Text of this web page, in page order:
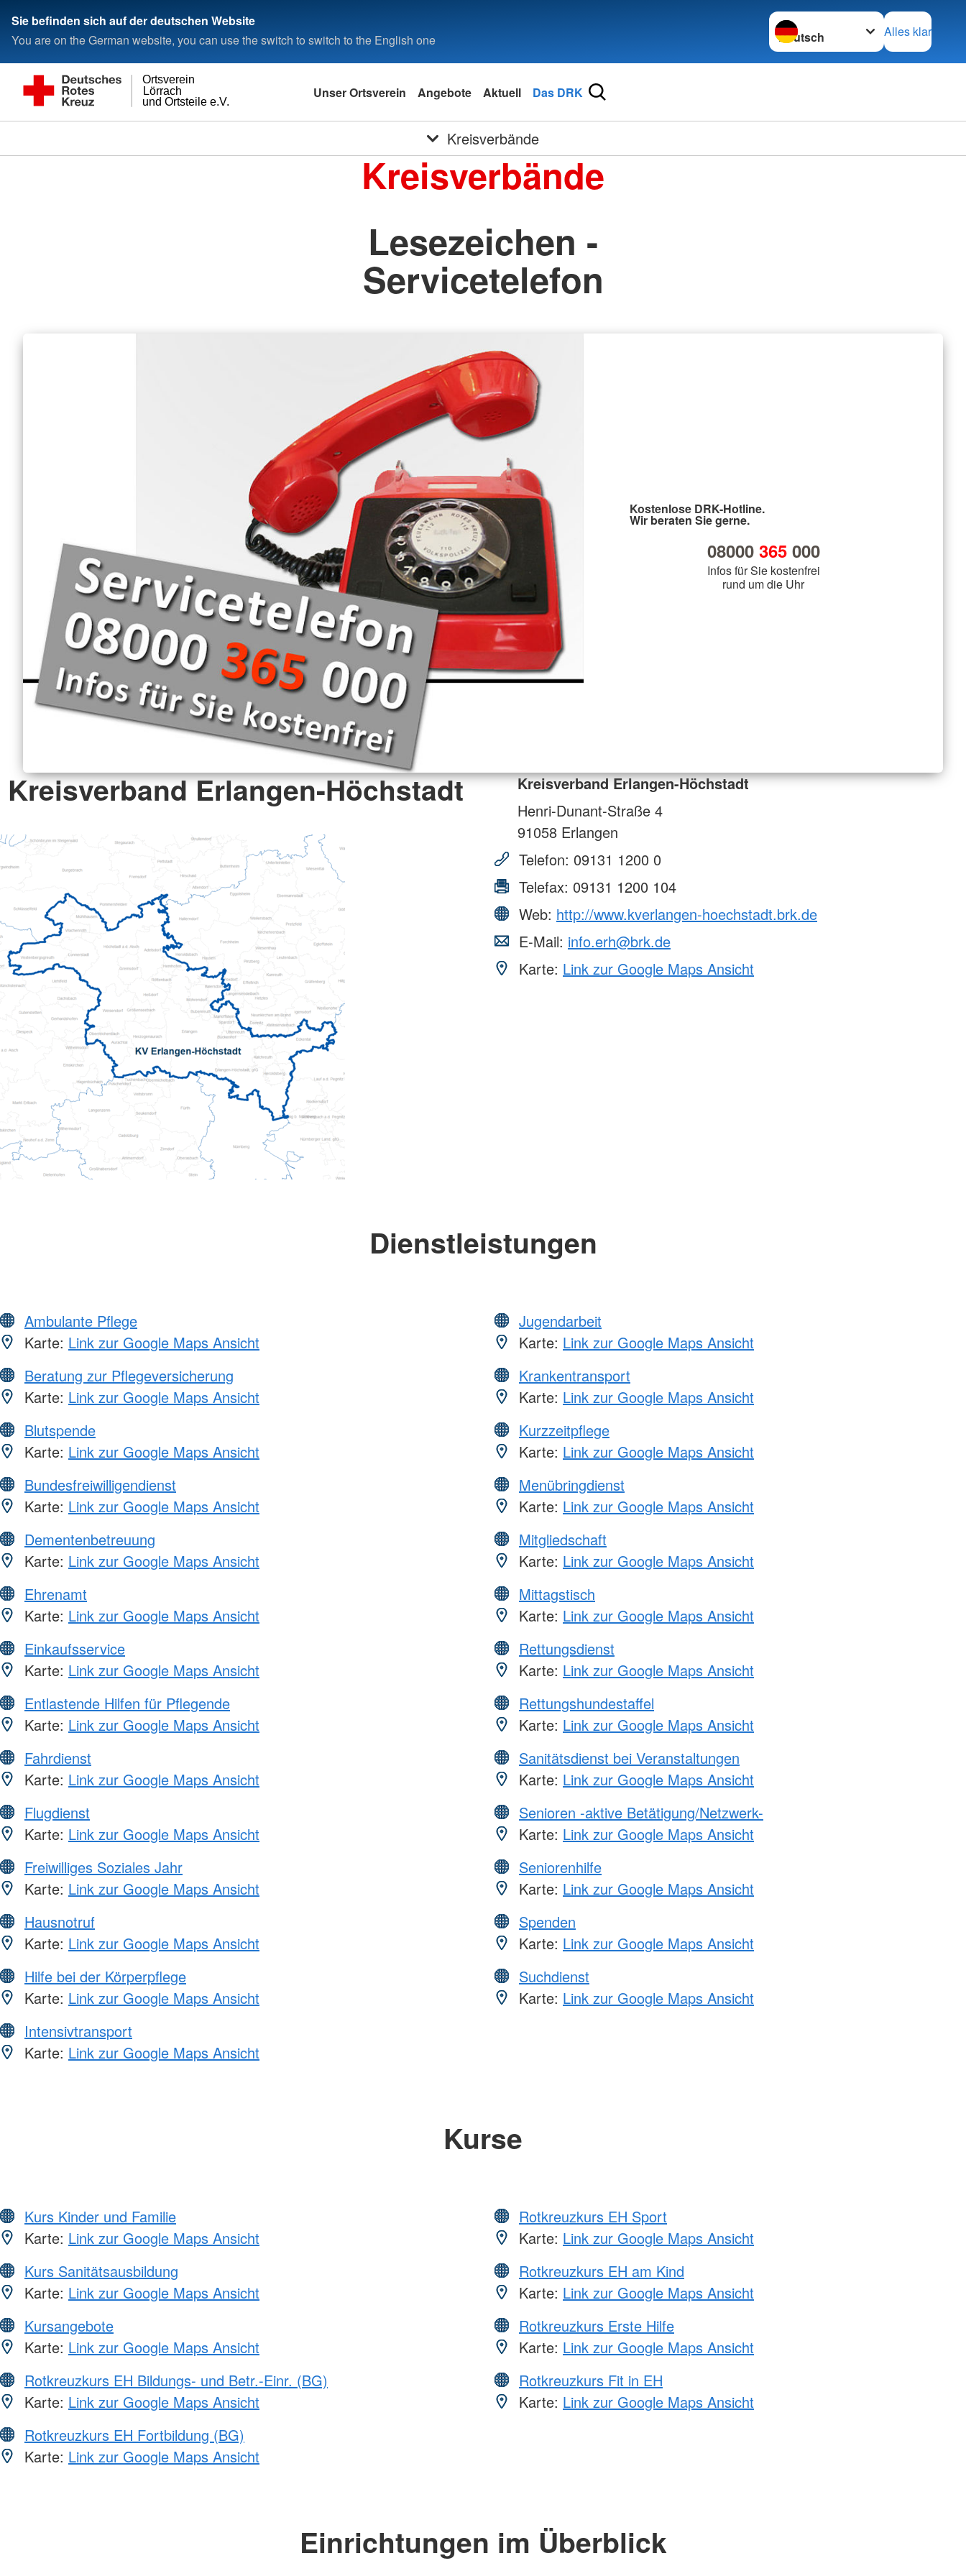
Sie befinden sich auf der deutschen Website
You are on the German website, you can use the switch to switch to the English one
Sprache wechseln zu
Alles klar
und Ortsteile e.V.
Lörrach
Ortsverein
Unser Ortsverein Angebote Aktuell Das DRK
Kreisverbände
Kreisverbände
Lesezeichen -
Servicetelefon
Kostenlose DRK-Hotline.
Wir beraten Sie gerne.
08000 365000
Infos für Sie kostenfrei
rund um die Uhr
Kreisverband Erlangen-Höchstadt
Kreisverband Erlangen-Höchstadt
Henri-Dunant-Straße 4
91058 Erlangen
Telefon: 09131 1200 0
Telefax: 09131 1200 104
Web: http://www.kverlangen-hoechstadt.brk.de
E-Mail: info.erh@brk.de
Karte: Link zur Google Maps Ansicht
Dienstleistungen
Ambulante Pflege
Karte: Link zur Google Maps Ansicht
Beratung zur Pflegeversicherung
Karte: Link zur Google Maps Ansicht
Blutspende
Karte: Link zur Google Maps Ansicht
Bundesfreiwilligendienst
Karte: Link zur Google Maps Ansicht
Dementenbetreuung
Karte: Link zur Google Maps Ansicht
Ehrenamt
Karte: Link zur Google Maps Ansicht
Einkaufsservice
Karte: Link zur Google Maps Ansicht
Entlastende Hilfen für Pflegende
Karte: Link zur Google Maps Ansicht
Fahrdienst
Karte: Link zur Google Maps Ansicht
Flugdienst
Karte: Link zur Google Maps Ansicht
Freiwilliges Soziales Jahr
Karte: Link zur Google Maps Ansicht
Hausnotruf
Karte: Link zur Google Maps Ansicht
Hilfe bei der Körperpflege
Karte: Link zur Google Maps Ansicht
Intensivtransport
Karte: Link zur Google Maps Ansicht
Jugendarbeit
Karte: Link zur Google Maps Ansicht
Krankentransport
Karte: Link zur Google Maps Ansicht
Kurzzeitpflege
Karte: Link zur Google Maps Ansicht
Menübringdienst
Karte: Link zur Google Maps Ansicht
Mitgliedschaft
Karte: Link zur Google Maps Ansicht
Mittagstisch
Karte: Link zur Google Maps Ansicht
Rettungsdienst
Karte: Link zur Google Maps Ansicht
Rettungshundestaffel
Karte: Link zur Google Maps Ansicht
Sanitätsdienst bei Veranstaltungen
Karte: Link zur Google Maps Ansicht
Senioren -aktive Betätigung/Netzwerk-
Karte: Link zur Google Maps Ansicht
Seniorenhilfe
Karte: Link zur Google Maps Ansicht
Spenden
Karte: Link zur Google Maps Ansicht
Suchdienst
Karte: Link zur Google Maps Ansicht
Kurse
Kurs Kinder und Familie
Karte: Link zur Google Maps Ansicht
Kurs Sanitätsausbildung
Karte: Link zur Google Maps Ansicht
Kursangebote
Karte: Link zur Google Maps Ansicht
Rotkreuzkurs EH Bildungs- und Betr.-Einr. (BG)
Karte: Link zur Google Maps Ansicht
Rotkreuzkurs EH Fortbildung (BG)
Karte: Link zur Google Maps Ansicht
Rotkreuzkurs EH Sport
Karte: Link zur Google Maps Ansicht
Rotkreuzkurs EH am Kind
Karte: Link zur Google Maps Ansicht
Rotkreuzkurs Erste Hilfe
Karte: Link zur Google Maps Ansicht
Rotkreuzkurs Fit in EH
Karte: Link zur Google Maps Ansicht
Einrichtungen im Überblick